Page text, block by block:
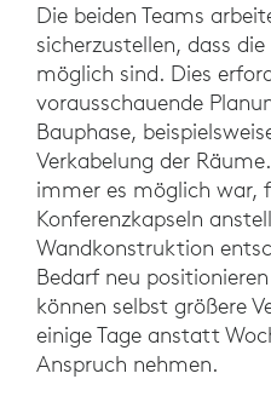
Die beiden Teams
sicherzustellen, dass
möglich sind. Dies
vorausschauende
Bauphase,
Verkabelung der
immer es möglich war,
Konferenzkapseln
Wandkonstruktion
Bedarf neu
können selbst größere
einige Tage anstatt
Anspruch nehmen.